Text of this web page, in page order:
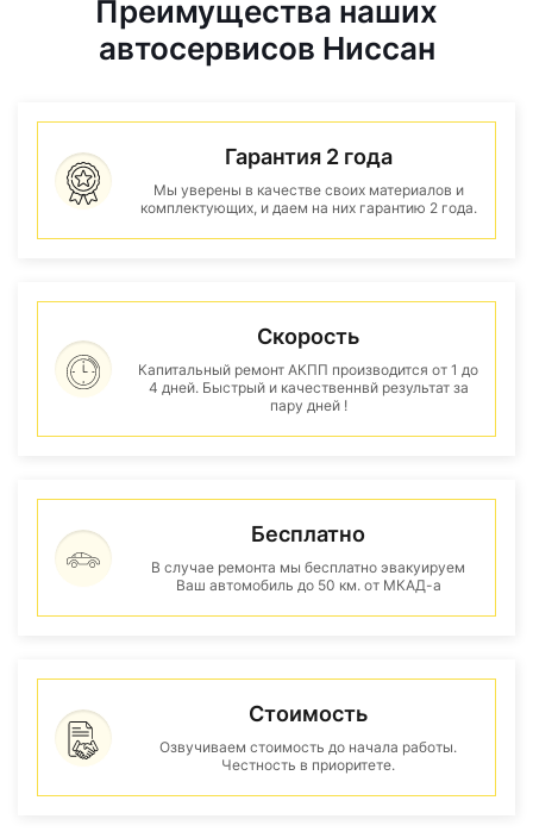
Преимущества наших
автосервисов Ниссан
Гарантия 2 года
Мы уверены в качестве своих материалов и
комплектующих, и даем на них гарантию 2 года.
Скорость
Капитальный ремонт АКПП производится от 1 до
4 дней. Быстрый и качественнвй результат за
пару дней !
Бесплатно
В случае ремонта мы бесплатно эвакуируем
Ваш автомобиль до 50 км. от МКАД-а
Стоимость
Озвучиваем стоимость до начала работы.
Честность в приоритете.